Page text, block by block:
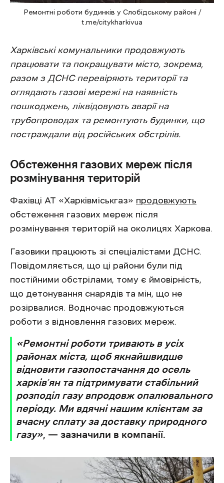
Ремонтні роботи будинків у Слобідському районі /
t.me/citykharkivua
Харківські комунальники продовжують
працювати та покращувати місто, зокрема,
разом з ДСНС перевіряють території та
оглядають газові мережі на наявність
пошкоджень, ліквідовують аварії на
трубопроводах та ремонтують будинки, що
постраждали від російських обстрілів.
Обстеження газових мереж після
розмінування територій
Фахівці АТ «Харківміськгаз» продовжують
обстеження газових мереж після
розмінування територій на околицях Харкова.
Газовики працюють зі спеціалістами ДСНС.
Повідомляється, що ці райони були під
постійними обстрілами, тому є ймовірність,
що детонування снарядів та мін, що не
розірвалися. Водночас продовжуються
роботи з відновлення газових мереж.
«Ремонтні роботи тривають в усіх
районах міста, щоб якнайшвидше
відновити газопостачання до осель
харків’ян та підтримувати стабільний
розподіл газу впродовж опалювального
періоду. Ми вдячні нашим клієнтам за
вчасну сплату за доставку природного
газу», — зазначили в компанії.